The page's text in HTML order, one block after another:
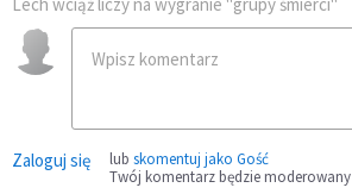
Lech wciąż liczy na wygranie "grupy śmierci"
Zaloguj się lub skomentuj jako Gość
Twój komentarz będzie moderowany